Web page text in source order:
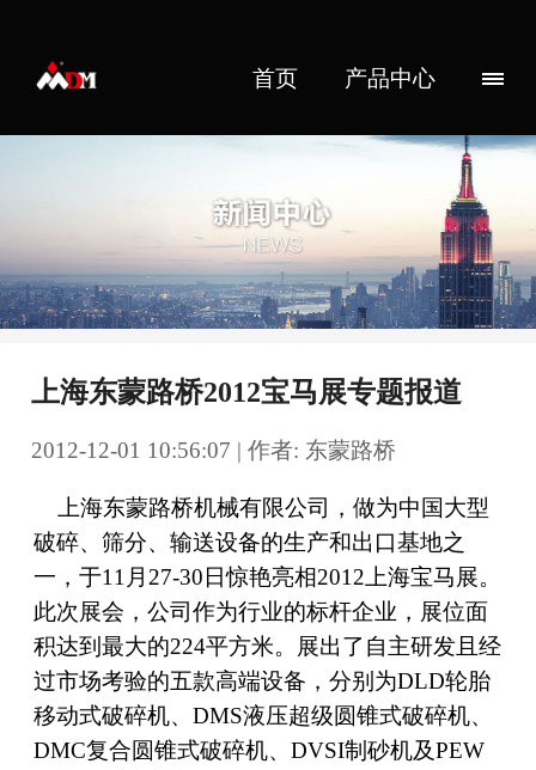
首页 产品中心
上海东蒙路桥2012宝马展专题报道
2012-12-01 10:56:07 | 作者: 东蒙路桥
上海东蒙路桥机械有限公司，做为中国大型
破碎、筛分、输送设备的生产和出口基地之
一，于11月27-30日惊艳亮相2012上海宝马展。
此次展会，公司作为行业的标杆企业，展位面
积达到最大的224平方米。展出了自主研发且经
过市场考验的五款高端设备，分别为DLD轮胎
移动式破碎机、DMS液压超级圆锥式破碎机、
DMC复合圆锥式破碎机、DVSI制砂机及PEW